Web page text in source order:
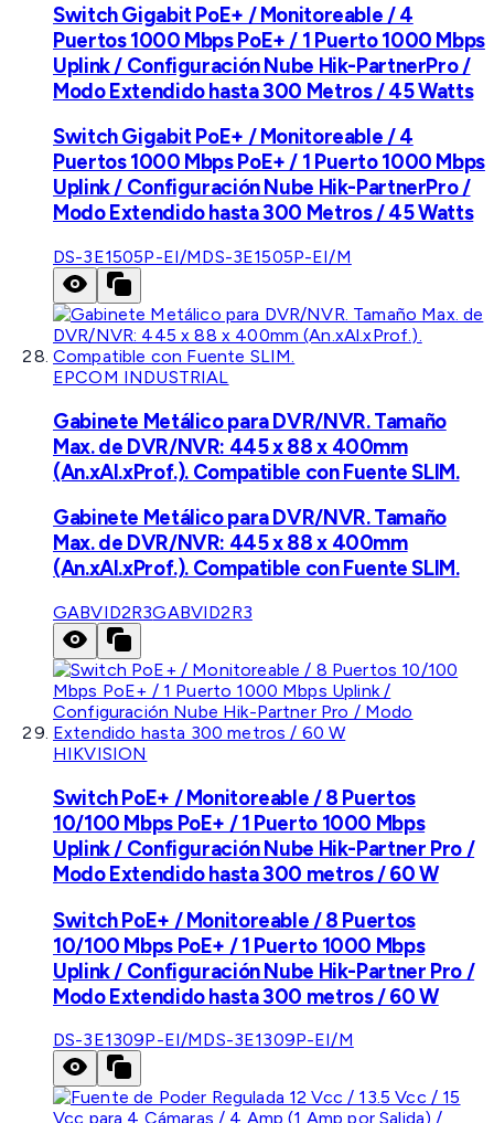
Switch Gigabit PoE+ / Monitoreable / 4
Puertos 1000 Mbps PoE+ / 1 Puerto 1000 Mbps
Uplink / Configuración Nube Hik-PartnerPro /
Modo Extendido hasta 300 Metros / 45 Watts
Switch Gigabit PoE+ / Monitoreable / 4
Puertos 1000 Mbps PoE+ / 1 Puerto 1000 Mbps
Uplink / Configuración Nube Hik-PartnerPro /
Modo Extendido hasta 300 Metros / 45 Watts
DS-3E1505P-EI/MDS-3E1505P-EI/M
EPCOM INDUSTRIAL
Gabinete Metálico para DVR/NVR. Tamaño
Max. de DVR/NVR: 445 x 88 x 400mm
(An.xAl.xProf.). Compatible con Fuente SLIM.
Gabinete Metálico para DVR/NVR. Tamaño
Max. de DVR/NVR: 445 x 88 x 400mm
(An.xAl.xProf.). Compatible con Fuente SLIM.
GABVID2R3GABVID2R3
HIKVISION
Switch PoE+ / Monitoreable / 8 Puertos
10/100 Mbps PoE+ / 1 Puerto 1000 Mbps
Uplink / Configuración Nube Hik-Partner Pro /
Modo Extendido hasta 300 metros / 60 W
Switch PoE+ / Monitoreable / 8 Puertos
10/100 Mbps PoE+ / 1 Puerto 1000 Mbps
Uplink / Configuración Nube Hik-Partner Pro /
Modo Extendido hasta 300 metros / 60 W
DS-3E1309P-EI/MDS-3E1309P-EI/M